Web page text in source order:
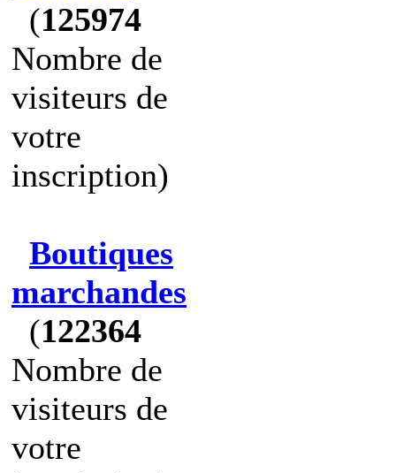
(125974
Nombre de
visiteurs de
votre
inscription)
Boutiques
marchandes
(122364
Nombre de
visiteurs de
votre